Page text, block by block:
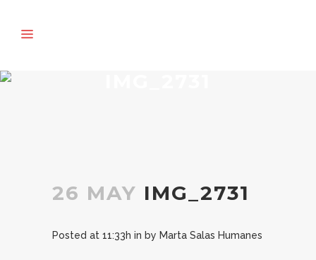
26 MAY IMG_2731
Posted at 11:33h in by Marta Salas Humanes